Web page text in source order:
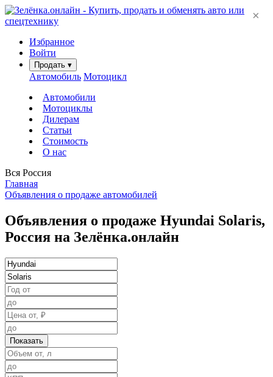
Избранное
Войти
Продать ▾
Автомобиль Мотоцикл
Автомобили
Мотоциклы
Дилерам
Статьи
Стоимость
О нас
Вся Россия
Главная
Объявления о продаже автомобилей
Объявления о продаже Hyundai Solaris,
Россия на Зелёнка.онлайн
Показать
×